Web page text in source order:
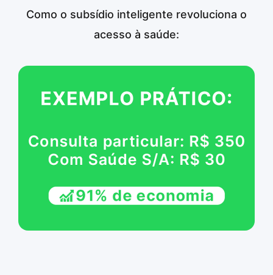
Como o subsídio inteligente revoluciona o
acesso à saúde: